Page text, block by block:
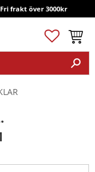
Fri frakt över 3000kr
Favoriter